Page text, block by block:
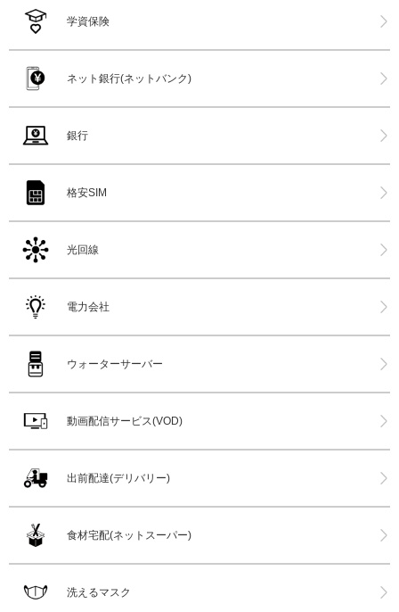
学資保険
ネット銀行(ネットバンク)
銀行
格安SIM
光回線
電力会社
ウォーターサーバー
動画配信サービス(VOD)
出前配達(デリバリー)
食材宅配(ネットスーパー)
洗えるマスク